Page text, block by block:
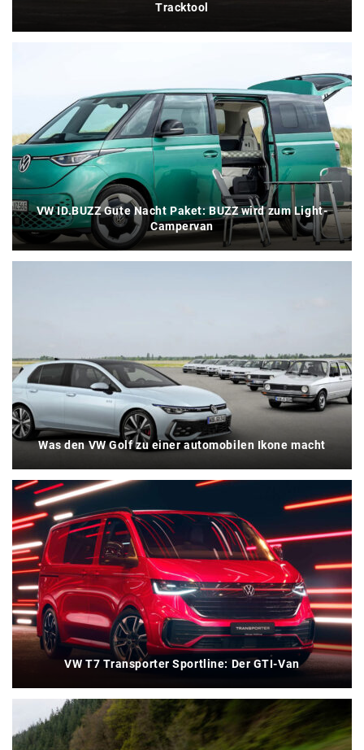
Tracktool
VW ID.BUZZ Gute Nacht Paket: BUZZ wird zum Light-
Campervan
Was den VW Golf zu einer automobilen Ikone macht
VW T7 Transporter Sportline: Der GTI-Van